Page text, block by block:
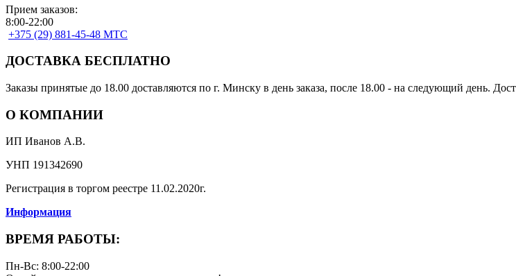
Прием заказов:
8:00-22:00
+375 (29) 881-45-48 МТС
ДОСТАВКА БЕСПЛАТНО
Заказы принятые до 18.00 доставляются по г. Минску в день заказа, после 18.00 - на следующий день.
О КОМПАНИИ
ИП Иванов А.В.
УНП 191342690
Регистрация в торгом реестре 11.02.2020г.
Информация
ВРЕМЯ РАБОТЫ:
Пн-Вс: 8:00-22:00